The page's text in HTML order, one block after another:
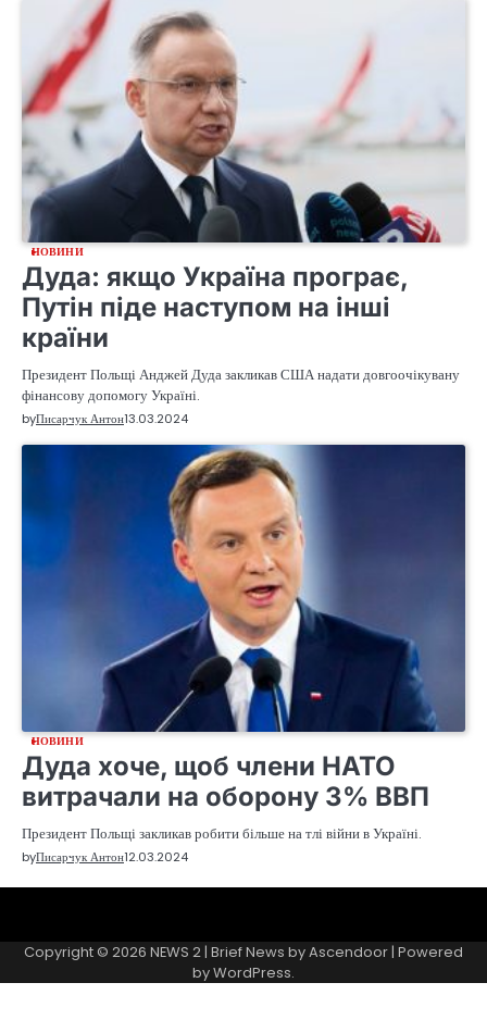
НОВИНИ
Дуда: якщо Україна програє,
Путін піде наступом на інші
країни
Президент Польщі Анджей Дуда закликав США надати довгоочікувану
фінансову допомогу Україні.
byПисарчук Антон13.03.2024
НОВИНИ
Дуда хоче, щоб члени НАТО
витрачали на оборону 3% ВВП
Президент Польщі закликав робити більше на тлі війни в Україні.
byПисарчук Антон12.03.2024
Page
Copyright © 2026 NEWS 2| Brief News byAscendoor| Powered
byWordPress.